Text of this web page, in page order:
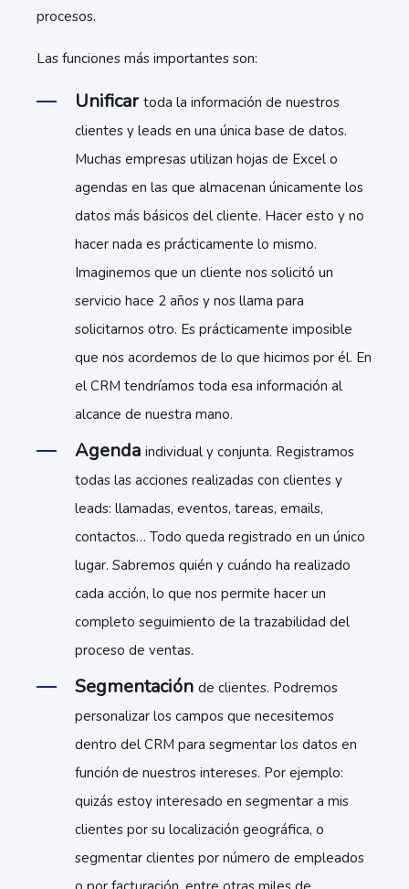
procesos.
Las funciones más importantes son:
Unificar toda la información de nuestros
clientes y leads en una única base de datos.
Muchas empresas utilizan hojas de Excel o
agendas en las que almacenan únicamente los
datos más básicos del cliente. Hacer esto y no
hacer nada es prácticamente lo mismo.
Imaginemos que un cliente nos solicitó un
servicio hace 2 años y nos llama para
solicitarnos otro. Es prácticamente imposible
que nos acordemos de lo que hicimos por él. En
el CRM tendríamos toda esa información al
alcance de nuestra mano.
Agenda individual y conjunta. Registramos
todas las acciones realizadas con clientes y
leads: llamadas, eventos, tareas, emails,
contactos… Todo queda registrado en un único
lugar. Sabremos quién y cuándo ha realizado
cada acción, lo que nos permite hacer un
completo seguimiento de la trazabilidad del
proceso de ventas.
Segmentación de clientes. Podremos
personalizar los campos que necesitemos
dentro del CRM para segmentar los datos en
función de nuestros intereses. Por ejemplo:
quizás estoy interesado en segmentar a mis
clientes por su localización geográfica, o
segmentar clientes por número de empleados